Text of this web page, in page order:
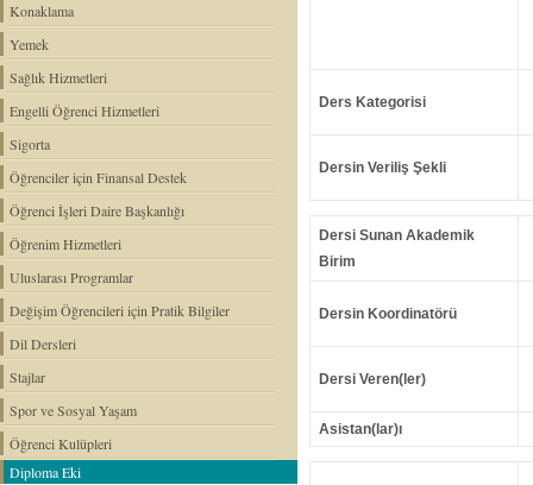
Konaklama
Yemek
Sağlık Hizmetleri
Engelli Öğrenci Hizmetleri
Sigorta
Öğrenciler için Finansal Destek
Öğrenci İşleri Daire Başkanlığı
Öğrenim Hizmetleri
Uluslarası Programlar
Değişim Öğrencileri için Pratik Bilgiler
Dil Dersleri
Stajlar
Spor ve Sosyal Yaşam
Öğrenci Kulüpleri
Diploma Eki
Ders Kategorisi
Dersin Veriliş Şekli
Dersi Sunan Akademik
Birim
Dersin Koordinatörü
Dersi Veren(ler)
Asistan(lar)ı